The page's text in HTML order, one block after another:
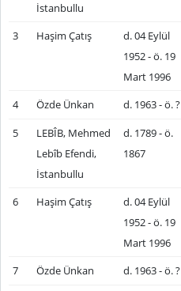
İstanbullu
3 Haşim Çatış
d. 04 Eylül
1952 - ö. 19
Mart 1996
4 Özde Ünkan d. 1963 - ö. ?
5
LEBÎB, Mehmed
Lebîb Efendi,
İstanbullu
d. 1789 - ö.
1867
6 Haşim Çatış
d. 04 Eylül
1952 - ö. 19
Mart 1996
7 Özde Ünkan d. 1963 - ö. ?